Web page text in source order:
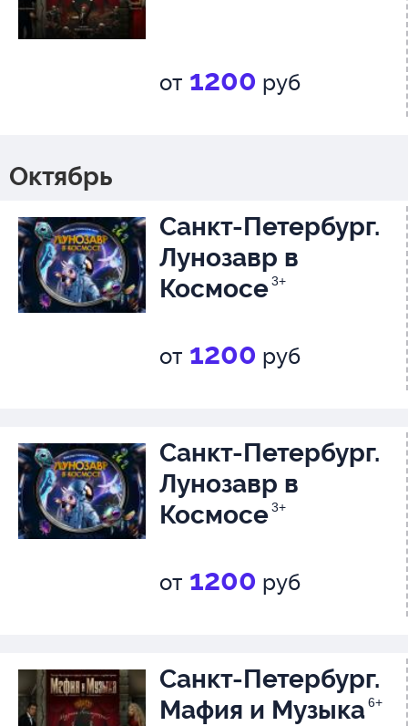
от 1200 руб
Октябрь
Санкт-Петербург.
Лунозавр в
Космосе3+
от 1200 руб
Санкт-Петербург.
Лунозавр в
Космосе3+
от 1200 руб
Санкт-Петербург.
Мафия и Музыка6+